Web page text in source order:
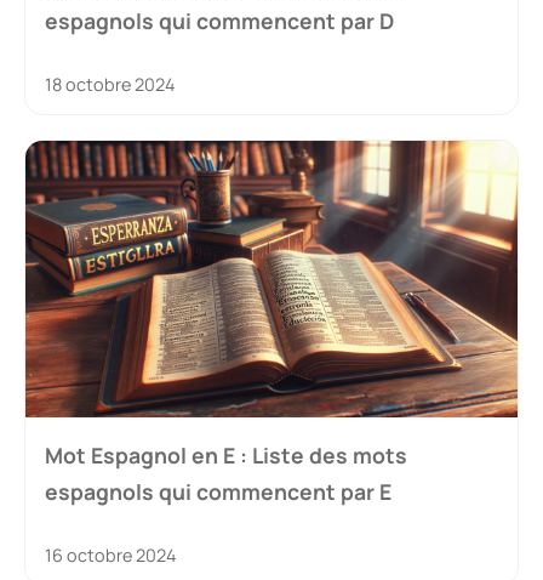
espagnols qui commencent par D
18 octobre 2024
Mot Espagnol en E : Liste des mots
espagnols qui commencent par E
16 octobre 2024